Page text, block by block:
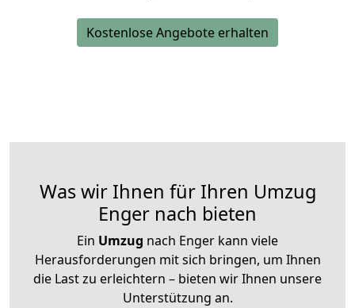
Kostenlose Angebote erhalten
Was wir Ihnen für Ihren Umzug
Enger nach bieten
Ein Umzug nach Enger kann viele
Herausforderungen mit sich bringen, um Ihnen
die Last zu erleichtern – bieten wir Ihnen unsere
Unterstützung an.